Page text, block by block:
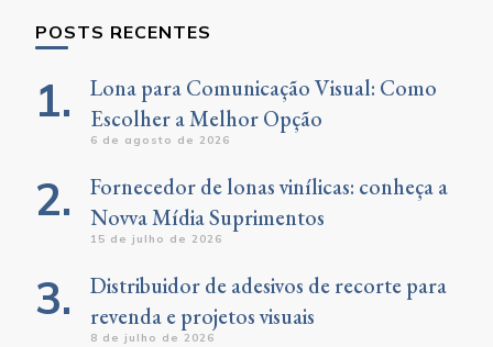
POSTS RECENTES
Lona para Comunicação Visual: Como
Escolher a Melhor Opção
6 de agosto de 2026
Fornecedor de lonas vinílicas: conheça a
Novva Mídia Suprimentos
15 de julho de 2026
Distribuidor de adesivos de recorte para
revenda e projetos visuais
8 de julho de 2026